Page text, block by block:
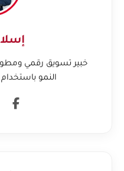
خبير تسويق رقمي
النمو باستخدام